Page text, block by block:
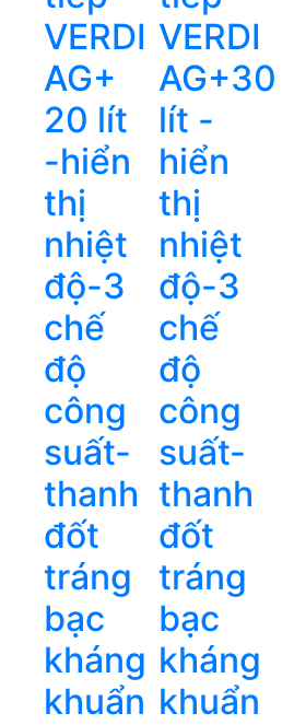
VERDI
AG+
20 lít
-hiển
thị
nhiệt
độ-3
chế
độ
công
suất-
thanh
đốt
tráng
bạc
kháng
khuẩn
VERDI
AG+30
lít -
hiển
thị
nhiệt
độ-3
chế
độ
công
suất-
thanh
đốt
tráng
bạc
kháng
khuẩn